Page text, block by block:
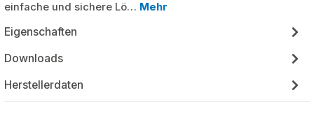
einfache und sichere Lö… Mehr
Eigenschaften
Downloads
Herstellerdaten